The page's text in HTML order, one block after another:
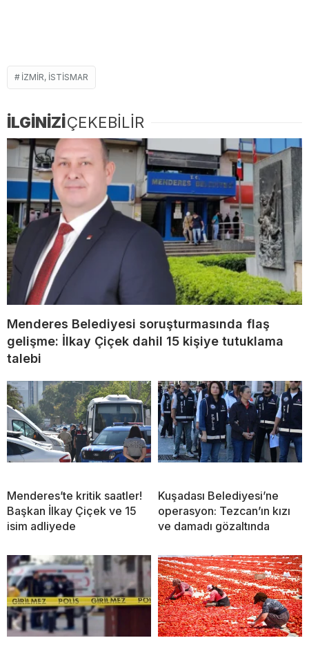
İZMIR, ISTISMAR
İLGİNİZİÇEKEBİLİR
Menderes Belediyesi soruşturmasında flaş
gelişme: İlkay Çiçek dahil 15 kişiye tutuklama
talebi
Menderes’te kritik saatler!
Başkan İlkay Çiçek ve 15
isim adliyede
Kuşadası Belediyesi’ne
operasyon: Tezcan’ın kızı
ve damadı gözaltında